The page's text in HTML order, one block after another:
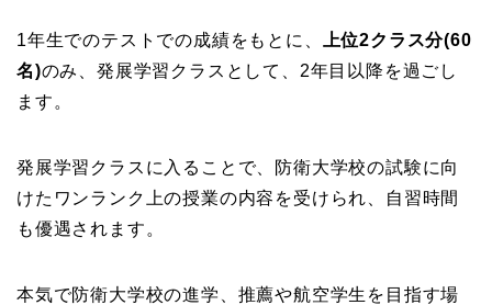
1年生でのテストでの成績をもとに、
上位2クラス分(60
名)のみ、発展学習クラスとして、2年目以降を過ごし
ます。
発展学習クラスに入ることで、防衛大学校の試験に向
けたワンランク上の授業の内容を受けられ、自習時間
も優遇されます。
本気で防衛大学校の進学、推薦や航空学生を目指す場